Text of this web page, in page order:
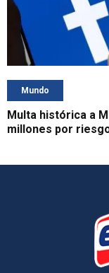
Mundo
Multa histórica a
millones por